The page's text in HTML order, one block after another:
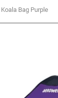
Koala Bag Purple